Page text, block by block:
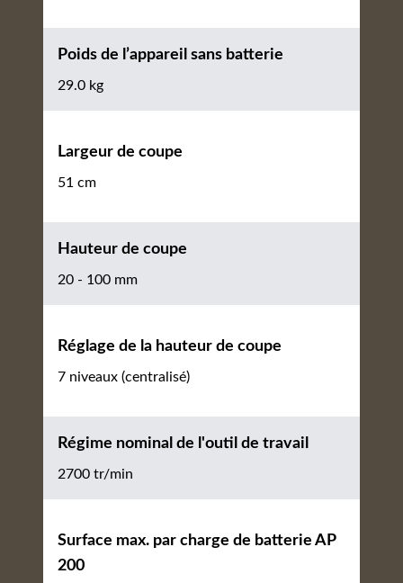
Poids de l’appareil sans batterie
29.0 kg
Largeur de coupe
51 cm
Hauteur de coupe
20 - 100 mm
Réglage de la hauteur de coupe
7 niveaux (centralisé)
Régime nominal de l'outil de travail
2700 tr/min
Surface max. par charge de batterie AP
200